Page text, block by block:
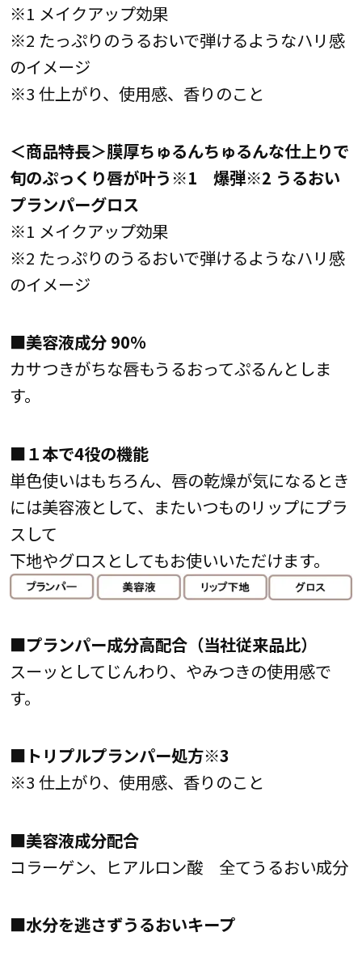
※1 メイクアップ効果
※2 たっぷりのうるおいで弾けるようなハリ感
のイメージ
※3 仕上がり、使用感、香りのこと
＜商品特長＞膜厚ちゅるんちゅるんな仕上りで
旬のぷっくり唇が叶う※1 爆弾※2 うるおい
プランパーグロス
※1 メイクアップ効果
※2 たっぷりのうるおいで弾けるようなハリ感
のイメージ
■美容液成分 90%
カサつきがちな唇もうるおってぷるんとしま
す。
■１本で4役の機能
単色使いはもちろん、唇の乾燥が気になるとき
には美容液として、またいつものリップにプラ
スして
下地やグロスとしてもお使いいただけます。
■プランパー成分高配合（当社従来品比）
スーッとしてじんわり、やみつきの使用感で
す。
■トリプルプランパー処方※3
※3 仕上がり、使用感、香りのこと
■美容液成分配合
コラーゲン、ヒアルロン酸 全てうるおい成分
■水分を逃さずうるおいキープ